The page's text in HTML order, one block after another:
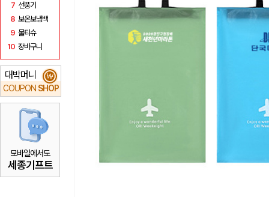
7 선풍기
8 보온보냉백
9 물티슈
10 장바구니
대박머니
COUPON SHOP
₩
모바일에서도
세종기프트